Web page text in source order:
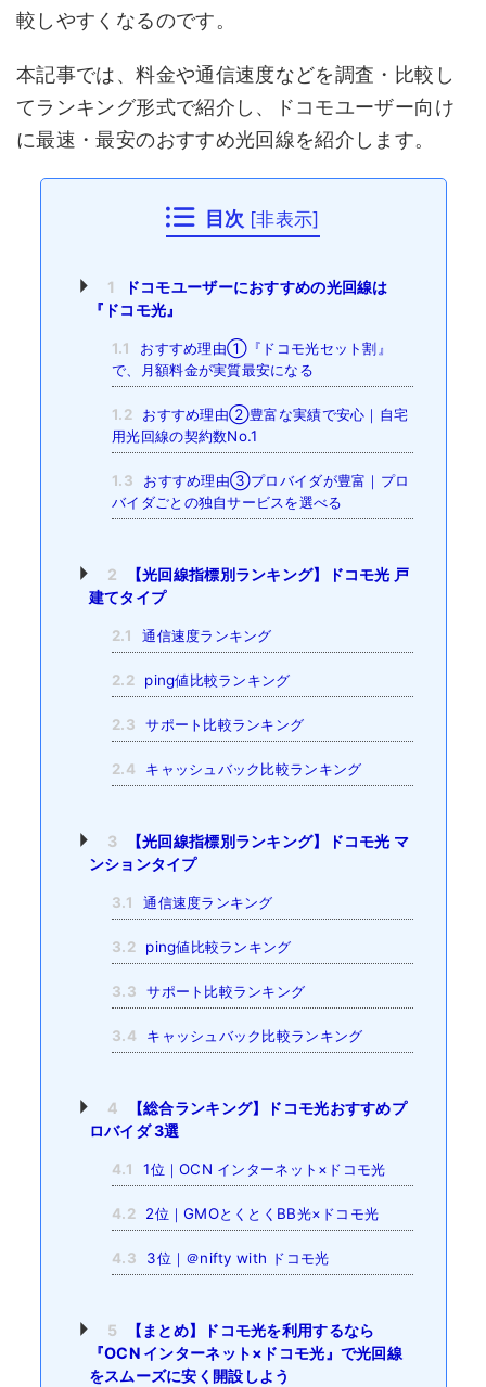
較しやすくなるのです。
本記事では、料金や通信速度などを調査・比較し
てランキング形式で紹介し、ドコモユーザー向け
に最速・最安のおすすめ光回線を紹介します。
目次 [非表示]
1
ドコモユーザーにおすすめの光回線は
『ドコモ光』
1.1
おすすめ理由①『ドコモ光セット割』
で、月額料金が実質最安になる
1.2
おすすめ理由②豊富な実績で安心｜自宅
用光回線の契約数No.1
1.3
おすすめ理由③プロバイダが豊富｜プロ
バイダごとの独自サービスを選べる
2
【光回線指標別ランキング】ドコモ光 戸
建てタイプ
2.1 通信速度ランキング
2.2 ping値比較ランキング
2.3 サポート比較ランキング
2.4 キャッシュバック比較ランキング
3
【光回線指標別ランキング】ドコモ光 マ
ンションタイプ
3.1 通信速度ランキング
3.2 ping値比較ランキング
3.3 サポート比較ランキング
3.4 キャッシュバック比較ランキング
4
【総合ランキング】ドコモ光おすすめプ
ロバイダ 3選
4.1 1位｜OCN インターネット×ドコモ光
4.2 2位｜GMOとくとくBB光×ドコモ光
4.3 3位｜＠nifty with ドコモ光
5
【まとめ】ドコモ光を利用するなら
『OCN インターネット×ドコモ光』で光回線
をスムーズに安く開設しよう